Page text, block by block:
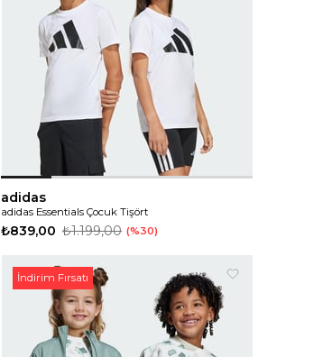
adidas
adidas Essentials Çocuk Tişört
₺839,00 ₺1.199,00 %30
İndirim Fırsatı